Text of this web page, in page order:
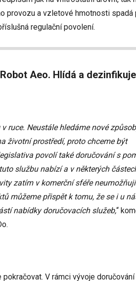
provozu a vzletové hmotnosti spadá
regulační povolení.
ruce. Neustále hledáme nové
životní prostředí, proto chceme být
povolí také doručování s
službu nabízí a v některých
zatím v komerční sféře
můžeme přispět k tomu, že se i u
nabídky doručovacích služeb,“
V rámci vývoje